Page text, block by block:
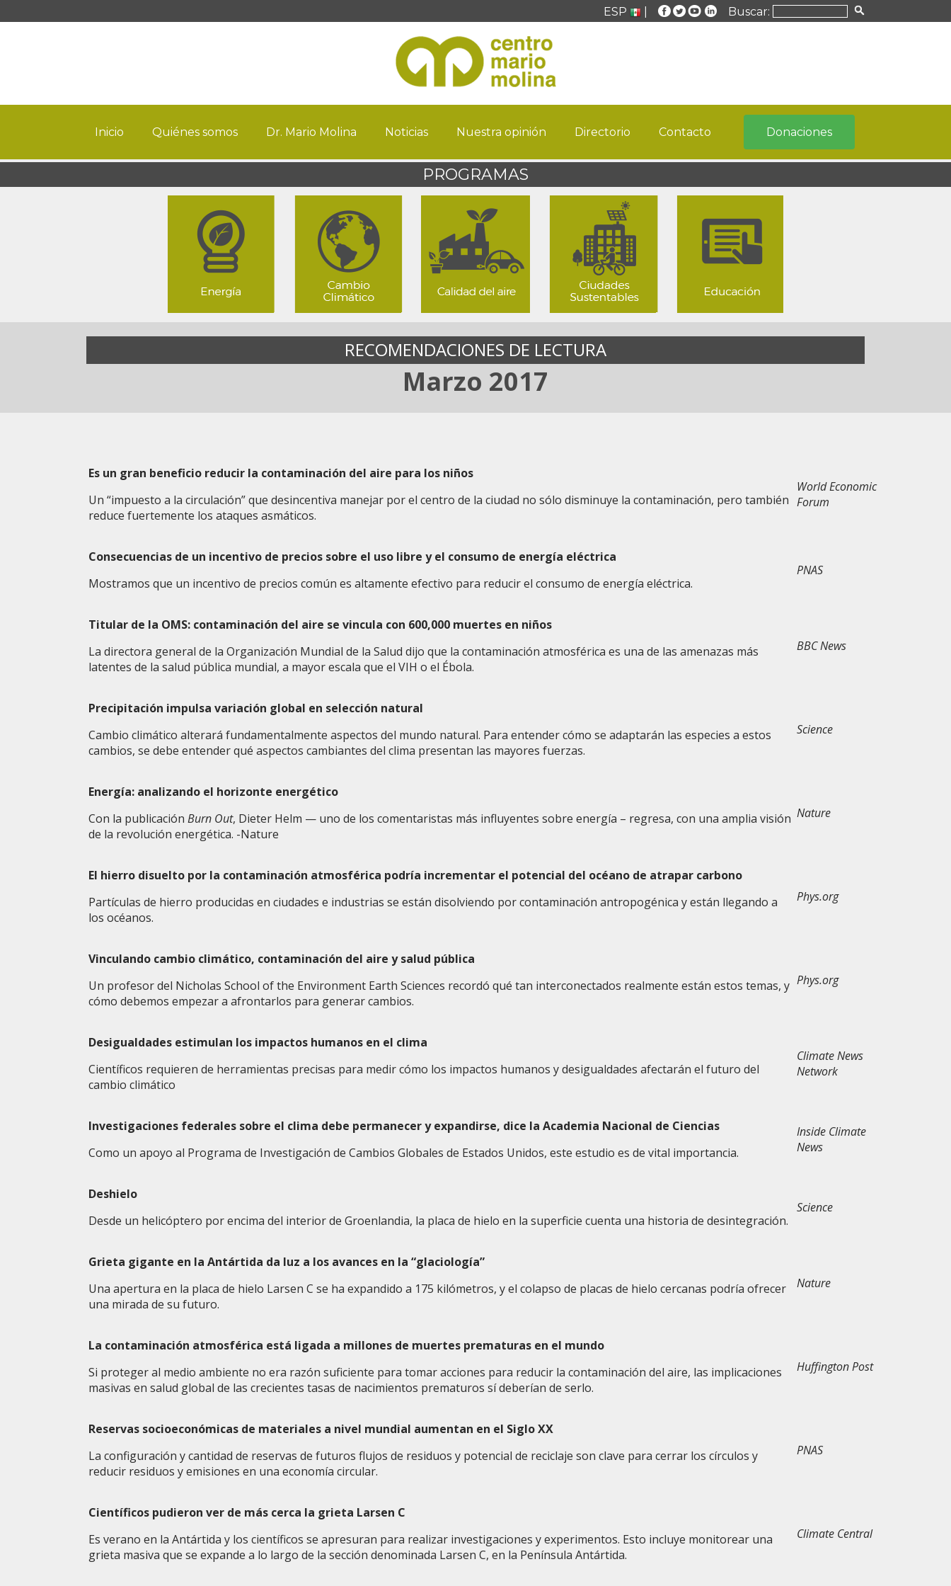
ESP Buscar:
Inicio Quiénes somos Dr. Mario Molina Noticias Nuestra opinión Directorio Contacto Donaciones
PROGRAMAS
RECOMENDACIONES DE LECTURA
Marzo 2017
Es un gran beneficio reducir la contaminación del aire para los niños
Un “impuesto a la circulación” que desincentiva manejar por el centro de la ciudad no sólo disminuye la contaminación, pero también
reduce fuertemente los ataques asmáticos.
World Economic
Forum
Consecuencias de un incentivo de precios sobre el uso libre y el consumo de energía eléctrica
Mostramos que un incentivo de precios común es altamente efectivo para reducir el consumo de energía eléctrica.
PNAS
Titular de la OMS: contaminación del aire se vincula con 600,000 muertes en niños
La directora general de la Organización Mundial de la Salud dijo que la contaminación atmosférica es una de las amenazas más
latentes de la salud pública mundial, a mayor escala que el VIH o el Ébola.
BBC News
Precipitación impulsa variación global en selección natural
Cambio climático alterará fundamentalmente aspectos del mundo natural. Para entender cómo se adaptarán las especies a estos
cambios, se debe entender qué aspectos cambiantes del clima presentan las mayores fuerzas.
Science
Energía: analizando el horizonte energético
Con la publicación Burn Out, Dieter Helm — uno de los comentaristas más influyentes sobre energía – regresa, con una amplia visión
de la revolución energética. -Nature
Nature
El hierro disuelto por la contaminación atmosférica podría incrementar el potencial del océano de atrapar carbono
Partículas de hierro producidas en ciudades e industrias se están disolviendo por contaminación antropogénica y están llegando a
los océanos.
Phys.org
Vinculando cambio climático, contaminación del aire y salud pública
Un profesor del Nicholas School of the Environment Earth Sciences recordó qué tan interconectados realmente están estos temas, y
cómo debemos empezar a afrontarlos para generar cambios.
Phys.org
Desigualdades estimulan los impactos humanos en el clima
Científicos requieren de herramientas precisas para medir cómo los impactos humanos y desigualdades afectarán el futuro del
cambio climático
Climate News
Network
Investigaciones federales sobre el clima debe permanecer y expandirse, dice la Academia Nacional de Ciencias
Como un apoyo al Programa de Investigación de Cambios Globales de Estados Unidos, este estudio es de vital importancia.
Inside Climate
News
Deshielo
Desde un helicóptero por encima del interior de Groenlandia, la placa de hielo en la superficie cuenta una historia de desintegración.
Science
Grieta gigante en la Antártida da luz a los avances en la “glaciología”
Una apertura en la placa de hielo Larsen C se ha expandido a 175 kilómetros, y el colapso de placas de hielo cercanas podría ofrecer
una mirada de su futuro.
Nature
La contaminación atmosférica está ligada a millones de muertes prematuras en el mundo
Si proteger al medio ambiente no era razón suficiente para tomar acciones para reducir la contaminación del aire, las implicaciones
masivas en salud global de las crecientes tasas de nacimientos prematuros sí deberían de serlo.
Huffington Post
Reservas socioeconómicas de materiales a nivel mundial aumentan en el Siglo XX
La configuración y cantidad de reservas de futuros flujos de residuos y potencial de reciclaje son clave para cerrar los círculos y
reducir residuos y emisiones en una economía circular.
PNAS
Científicos pudieron ver de más cerca la grieta Larsen C
Es verano en la Antártida y los científicos se apresuran para realizar investigaciones y experimentos. Esto incluye monitorear una
grieta masiva que se expande a lo largo de la sección denominada Larsen C, en la Península Antártida.
Climate Central